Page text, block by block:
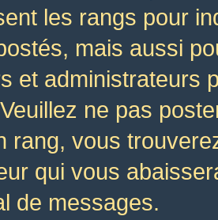
les rangs pour
mais aussi
et administrateurs
ne pas
rang, vous
qui vous
de messages.